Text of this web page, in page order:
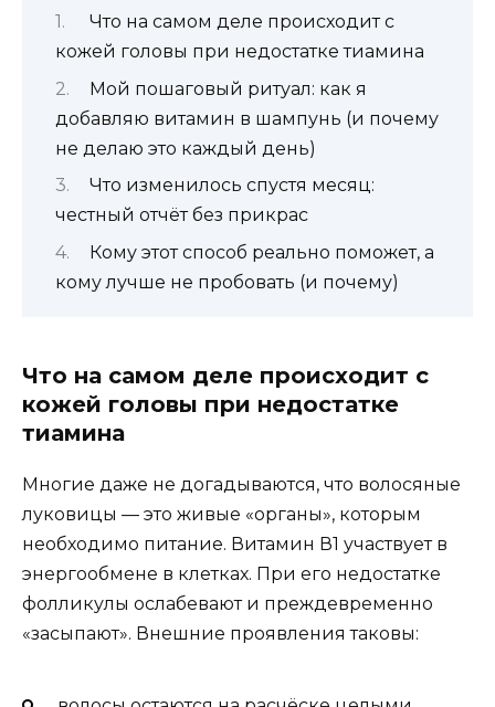
Что на самом деле происходит с
кожей головы при недостатке тиамина
Мой пошаговый ритуал: как я
добавляю витамин в шампунь (и почему
не делаю это каждый день)
Что изменилось спустя месяц:
честный отчёт без прикрас
Кому этот способ реально поможет, а
кому лучше не пробовать (и почему)
Что на самом деле происходит с
кожей головы при недостатке
тиамина
Многие даже не догадываются, что волосяные
луковицы — это живые «органы», которым
необходимо питание. Витамин В1 участвует в
энергообмене в клетках. При его недостатке
фолликулы ослабевают и преждевременно
«засыпают». Внешние проявления таковы: